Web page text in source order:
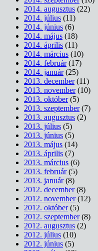
2014. augusztus (22)
2014. július (11)
2014. június (6)
2014. május (18)
2014. április (11)
2014. március (10)
2014. február(17)
2014. január(25)
2013. december(11)
2013. november(10)
2013. október(5)
2013. szeptember(7)
2013. augusztus (2)
2013. július (5)
2013. június (5)
2013. május (14)
2013. április (7)
2013. március (6)
2013. február(5)
2013. január(8)
2012. december(8)
2012. november(12)
2012. október(5)
2012. szeptember(8)
2012. augusztus (2)
2012. július (10)
2012. június (5)